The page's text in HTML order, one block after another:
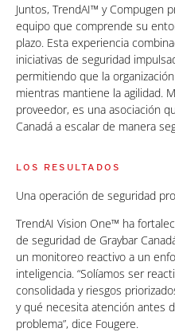
Juntos, TrendAI™ y Compugen
equipo que comprende su
plazo. Esta experiencia
iniciativas de seguridad
permitiendo que la
mientras mantiene la agilidad.
proveedor, es una asociación
Canadá a escalar de manera
LOS RESULTADOS
Una operación de seguridad
TrendAI Vision One™ ha
de seguridad de Graybar
un monitoreo reactivo a un
inteligencia. “Solíamos ser
consolidada y riesgos
y qué necesita atención antes
problema”, dice Fougere.